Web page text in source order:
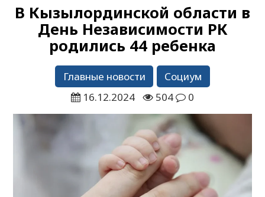
В Кызылординской области в
День Независимости РК
родились 44 ребенка
Главные новости
Социум
16.12.2024
504 0